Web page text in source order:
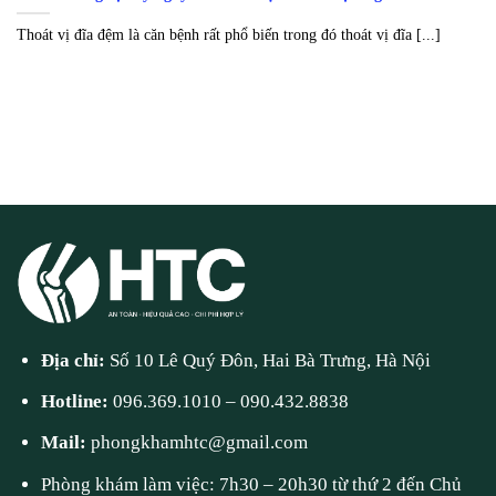
Thoát vị đĩa đệm là căn bệnh rất phổ biến trong đó thoát vị đĩa [...]
Địa chỉ: Số 10 Lê Quý Đôn, Hai Bà Trưng, Hà Nội
Hotline:096.369.1010 –090.432.8838
Mail:phongkhamhtc@gmail.com
Phòng khám làm việc: 7h30 – 20h30 từ thứ 2 đến Chủ